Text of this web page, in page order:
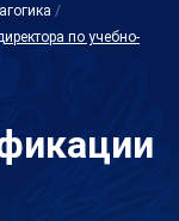
/
по учебно-